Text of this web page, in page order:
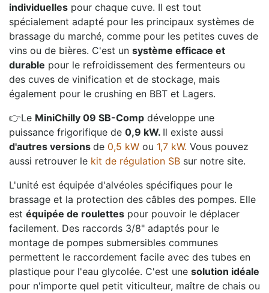
individuelles pour chaque cuve. Il est tout
spécialement adapté pour les principaux systèmes de
brassage du marché, comme pour les petites cuves de
vins ou de bières. C'est un système efficace et
durable pour le refroidissement des fermenteurs ou
des cuves de vinification et de stockage, mais
également pour le crushing en BBT et Lagers.
👉Le MiniChilly 09 SB-Comp développe une
puissance frigorifique de 0,9 kW. Il existe aussi
d'autres versions de 0,5 kW ou 1,7 kW. Vous pouvez
aussi retrouver le kit de régulation SB sur notre site.
L'unité est équipée d'alvéoles spécifiques pour le
brassage et la protection des câbles des pompes. Elle
est équipée de roulettes pour pouvoir le déplacer
facilement. Des raccords 3/8" adaptés pour le
montage de pompes submersibles communes
permettent le raccordement facile avec des tubes en
plastique pour l'eau glycolée. C'est une solution idéale
pour n'importe quel petit viticulteur, maître de chais ou